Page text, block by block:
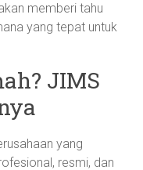
memberi tahu
yang tepat untuk
JIMS
yang
resmi, dan